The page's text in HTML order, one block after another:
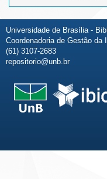
Universidade de Brasília -
Coordenadoria de Gestão da
(61) 3107-2683
repositorio@unb.br